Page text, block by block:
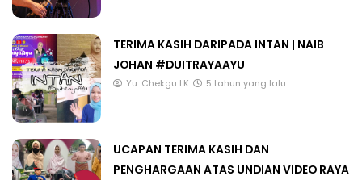
TERIMA KASIH DARIPADA INTAN | NAIB
JOHAN #DUITRAYAAYU
Yu. Chekgu LK 5 tahun yang lalu
UCAPAN TERIMA KASIH DAN
PENGHARGAAN ATAS UNDIAN VIDEO RAYA